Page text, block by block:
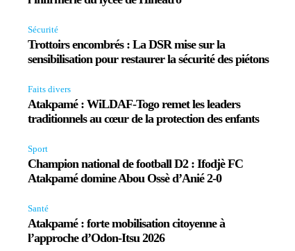
Sécurité
Trottoirs encombrés : La DSR mise sur la
sensibilisation pour restaurer la sécurité des piétons
Faits divers
Atakpamé : WiLDAF-Togo remet les leaders
traditionnels au cœur de la protection des enfants
Sport
Champion national de football D2 : Ifodjè FC
Atakpamé domine Abou Ossè d’Anié 2-0
Santé
Atakpamé : forte mobilisation citoyenne à
l’approche d’Odon-Itsu 2026